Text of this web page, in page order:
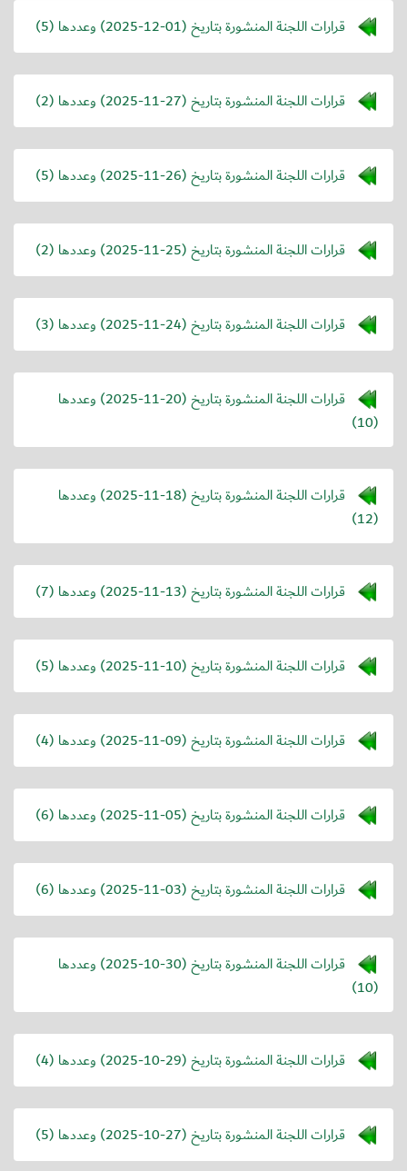
قرارات اللجنة المنشورة بتاريخ (2025-12-01) وعددها (5)
قرارات اللجنة المنشورة بتاريخ (2025-11-27) وعددها (2)
قرارات اللجنة المنشورة بتاريخ (2025-11-26) وعددها (5)
قرارات اللجنة المنشورة بتاريخ (2025-11-25) وعددها (2)
قرارات اللجنة المنشورة بتاريخ (2025-11-24) وعددها (3)
قرارات اللجنة المنشورة بتاريخ (2025-11-20) وعددها
(10)
قرارات اللجنة المنشورة بتاريخ (2025-11-18) وعددها
(12)
قرارات اللجنة المنشورة بتاريخ (2025-11-13) وعددها (7)
قرارات اللجنة المنشورة بتاريخ (2025-11-10) وعددها (5)
قرارات اللجنة المنشورة بتاريخ (2025-11-09) وعددها (4)
قرارات اللجنة المنشورة بتاريخ (2025-11-05) وعددها (6)
قرارات اللجنة المنشورة بتاريخ (2025-11-03) وعددها (6)
قرارات اللجنة المنشورة بتاريخ (2025-10-30) وعددها
(10)
قرارات اللجنة المنشورة بتاريخ (2025-10-29) وعددها (4)
قرارات اللجنة المنشورة بتاريخ (2025-10-27) وعددها (5)